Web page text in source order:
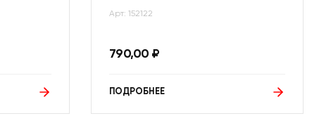
Арт: 152122
790,00 ₽
ПОДРОБНЕЕ